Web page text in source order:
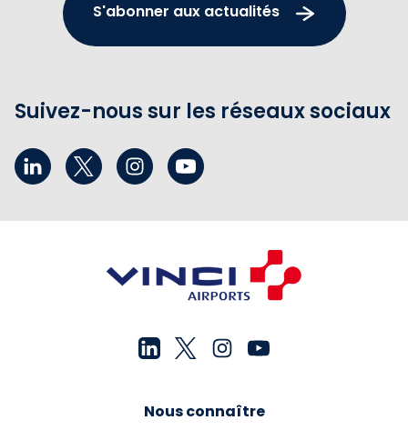
S'abonner aux actualités
Suivez-nous sur les réseaux sociaux
Nous connaître